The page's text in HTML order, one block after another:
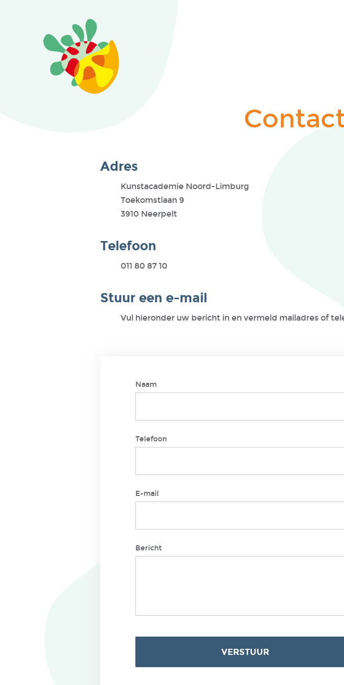
Adres
Kunstacademie Noord-Limburg
Toekomstlaan 9
3910 Neerpelt
Telefoon
011 80 87 10
Stuur een e-mail
Vul hieronder uw bericht in en vermeld mailadres of
Naam
Telefoon
E-mail
Bericht